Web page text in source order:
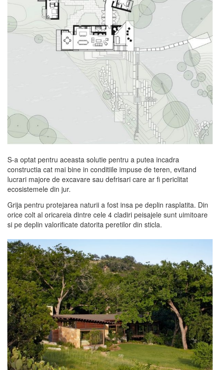
S-a optat pentru aceasta solutie pentru a putea incadra
constructia cat mai bine in conditiile impuse de teren, evitand
lucrari majore de excavare sau defrisari care ar fi periclitat
ecosistemele din jur.
Grija pentru protejarea naturii a fost insa pe deplin rasplatita. Din
orice colt al oricareia dintre cele 4 cladiri peisajele sunt uimitoare
si pe deplin valorificate datorita peretilor din sticla.